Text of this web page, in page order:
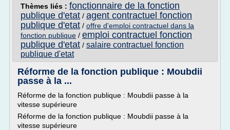
Thèmes liés : fonctionnaire de la fonction
publique d'etat / agent contractuel fonction
publique d'etat / offre d'emploi contractuel dans la
fonction publique / emploi contractuel fonction
publique d'etat / salaire contractuel fonction
publique d'etat
Réforme de la fonction publique : Moubdii
passe à la ...
Réforme de la fonction publique : Moubdii passe à la
vitesse supérieure
Réforme de la fonction publique : Moubdii passe à la
vitesse supérieure